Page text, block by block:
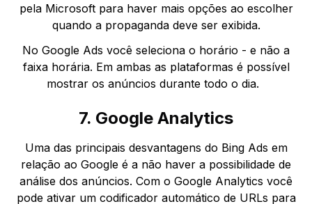
pela Microsoft para haver mais opções ao escolher
quando a propaganda deve ser exibida.
No Google Ads você seleciona o horário - e não a
faixa horária. Em ambas as plataformas é possível
mostrar os anúncios durante todo o dia.
7. Google Analytics
Uma das principais desvantagens do Bing Ads em
relação ao Google é a não haver a possibilidade de
análise dos anúncios. Com o Google Analytics você
pode ativar um codificador automático de URLs para